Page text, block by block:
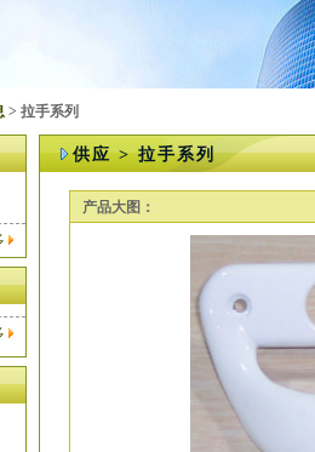
> 拉手系列
供应 > 拉手系列
产品大图：